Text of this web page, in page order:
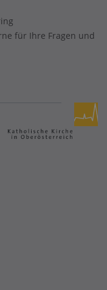
für Ihre Fragen und